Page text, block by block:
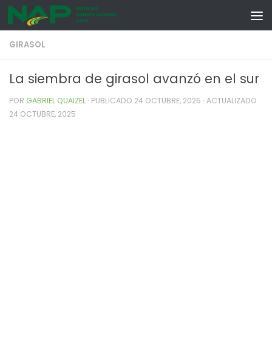
Skip to content
GIRASOL
La siembra de girasol avanzó en el sur
POR GABRIEL QUAIZEL · PUBLICADO 24 OCTUBRE, 2025 · ACTUALIZADO
24 OCTUBRE, 2025